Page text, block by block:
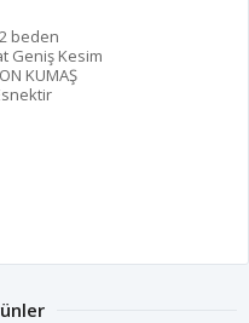
beden
Geniş Kesim
KUMAŞ